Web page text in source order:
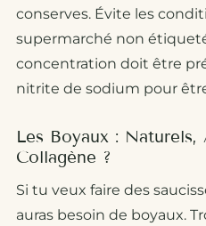
conserves. Évite les
supermarché non
concentration doit être
nitrite de sodium pour
Les Boyaux :
Collagène ?
Si tu veux faire des
auras besoin de boyaux.